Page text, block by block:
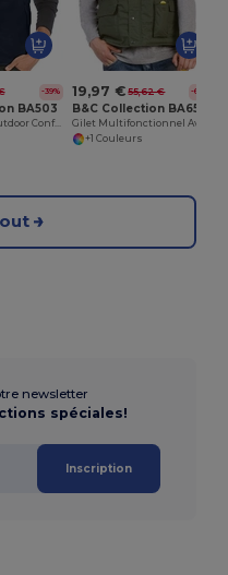
-39%
BA503
Veste Polaire Outdoor Confort
19,97 € 55,62 € -64%
B&C Collection BA651
+1 Couleurs
newsletter
spéciales!
Inscription